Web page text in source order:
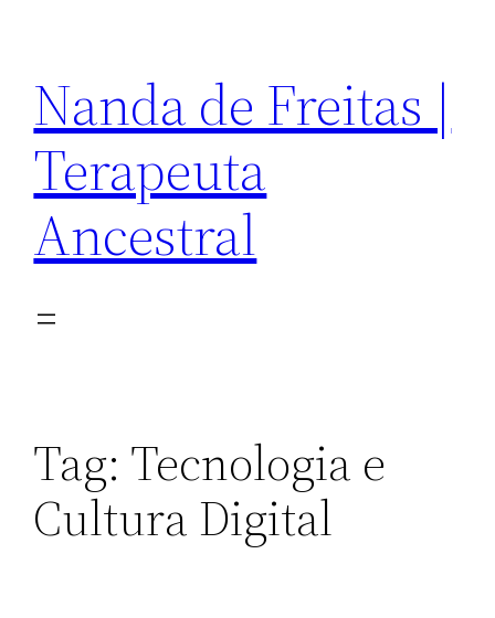
conteúdo
Nanda de Freitas |
Terapeuta
Ancestral
Tag: Tecnologia e
Cultura Digital